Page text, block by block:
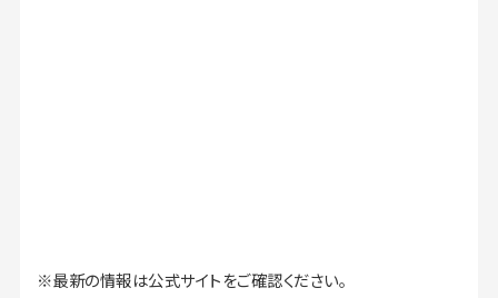
※最新の情報は公式サイトをご確認ください。